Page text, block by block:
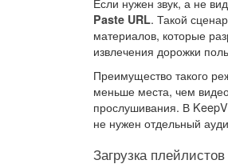
Paste URL. Такой
материалов, которые
извлечения дорожки
Преимущество такого
меньше места, чем
прослушивания. В
не нужен отдельный
Загрузка